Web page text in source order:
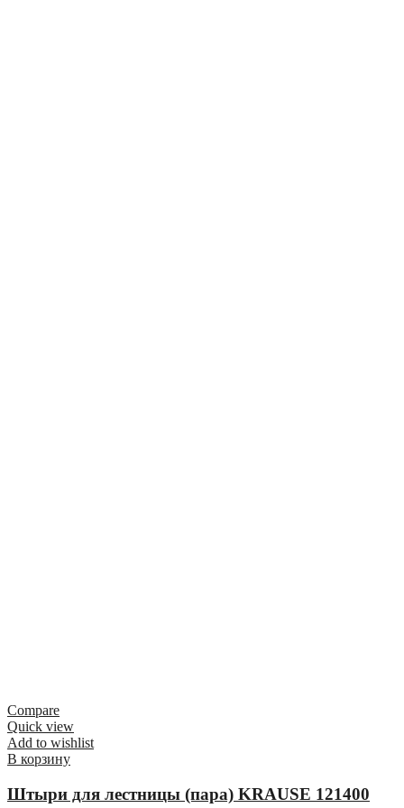
Compare
Quick view
Add to wishlist
В корзину
Штыри для лестницы (пара) KRAUSE 121400